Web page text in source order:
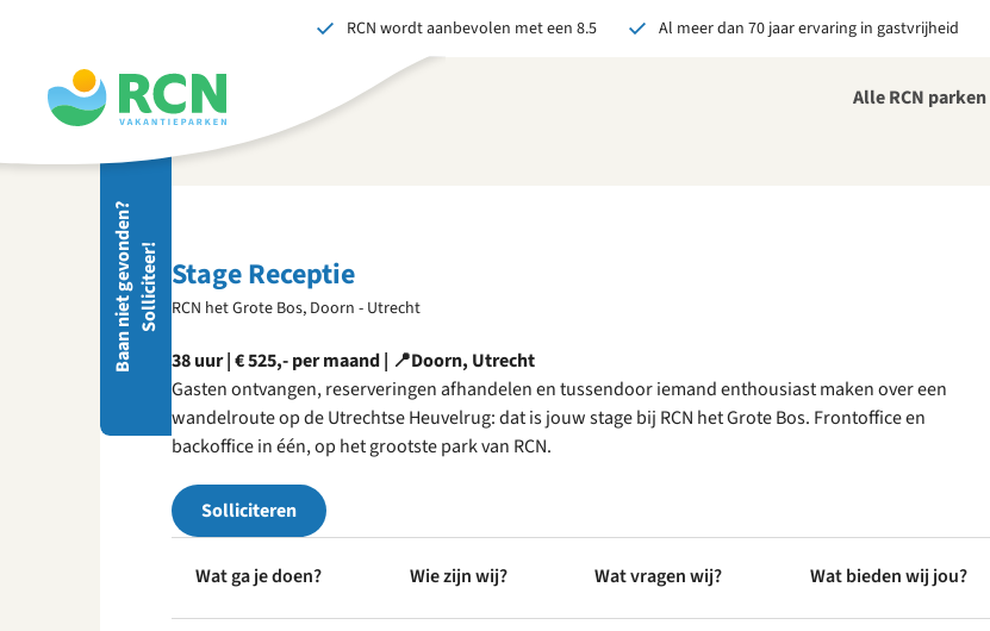
hoofdnavigatie
hoofdinhoud
voettekstinhoud
RCN wordt aanbevolen met een 8.5 Al meer dan 70 jaar ervaring in gastvrijheid
Alle RCN parken
B
a
a
n
n
i
e
t
g
e
v
on
d
e
n
?
S
o
l
l
i
c
i
t
e
e
r!
Solliciteer nu
Stage Receptie
RCN het Grote Bos, Doorn - Utrecht
38 uur | € 525,- per maand | 📍Doorn, Utrecht
Gasten ontvangen, reserveringen afhandelen en tussendoor iemand enthousiast maken over een
wandelroute op de Utrechtse Heuvelrug: dat is jouw stage bij RCN het Grote Bos. Frontoffice en
backoffice in één, op het grootste park van RCN.
Solliciteren
Wat ga je doen? Wie zijn wij? Wat vragen wij? Wat bieden wij jou?